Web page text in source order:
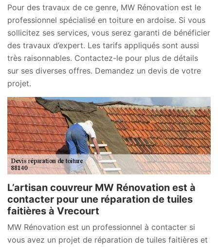
Pour des travaux de ce genre, MW Rénovation est le
professionnel spécialisé en toiture en ardoise. Si vous
sollicitez ses services, vous serez garanti de bénéficier
des travaux d’expert. Les tarifs appliqués sont aussi
très raisonnables. Contactez-le pour plus de détails
sur ses diverses offres. Demandez un devis de votre
projet.
L’artisan couvreur MW Rénovation est à
contacter pour une réparation de tuiles
faitières à Vrecourt
MW Rénovation est un professionnel à contacter si
vous avez un projet de réparation de tuiles faitières et